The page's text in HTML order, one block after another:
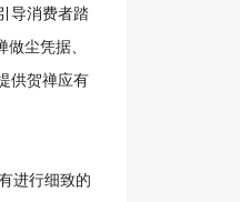
导消费者踏
尘凭据、
供贺禅应有
进行细致的